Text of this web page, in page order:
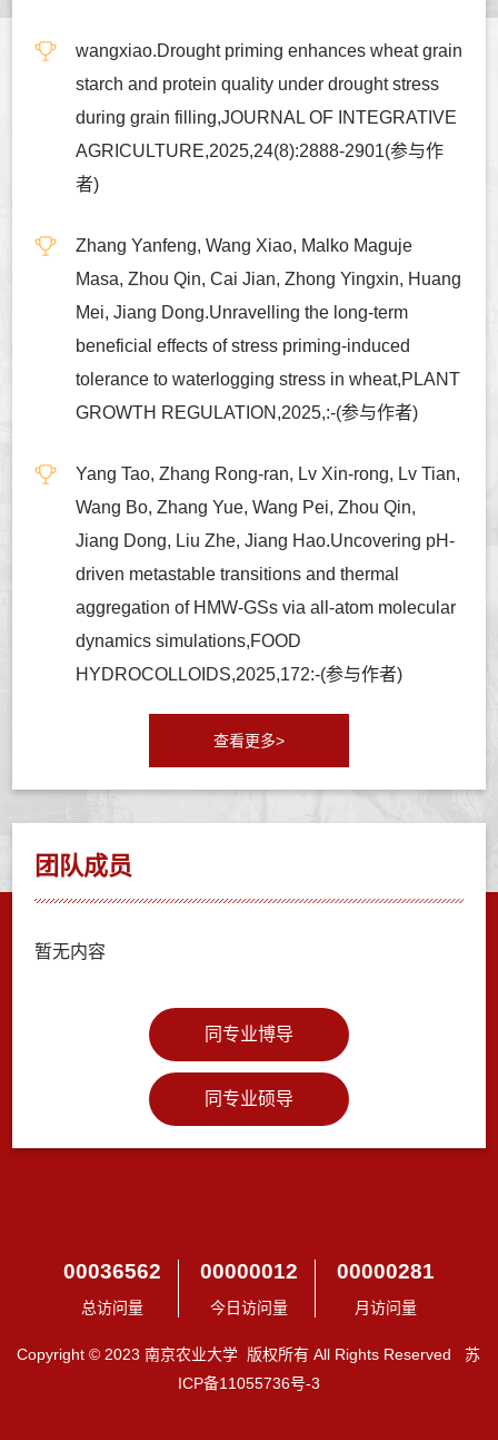
wangxiao.Drought priming enhances wheat grain
starch and protein quality under drought stress
during grain filling,JOURNAL OF INTEGRATIVE
AGRICULTURE,2025,24(8):2888-2901(参与作
者)
Zhang Yanfeng, Wang Xiao, Malko Maguje
Masa, Zhou Qin, Cai Jian, Zhong Yingxin, Huang
Mei, Jiang Dong.Unravelling the long-term
beneficial effects of stress priming-induced
tolerance to waterlogging stress in wheat,PLANT
GROWTH REGULATION,2025,:-(参与作者)
Yang Tao, Zhang Rong-ran, Lv Xin-rong, Lv Tian,
Wang Bo, Zhang Yue, Wang Pei, Zhou Qin,
Jiang Dong, Liu Zhe, Jiang Hao.Uncovering pH-
driven metastable transitions and thermal
aggregation of HMW-GSs via all-atom molecular
dynamics simulations,FOOD
HYDROCOLLOIDS,2025,172:-(参与作者)
查看更多>
团队成员
暂无内容
同专业博导
同专业硕导
00036562
总访问量
00000012
今日访问量
00000281
月访问量
Copyright © 2023 南京农业大学 版权所有 All Rights Reserved 苏
ICP备11055736号-3